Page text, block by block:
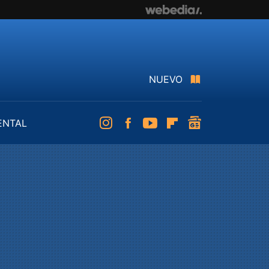
NUEVO
InstagramFacebookYoutubeFlipboard